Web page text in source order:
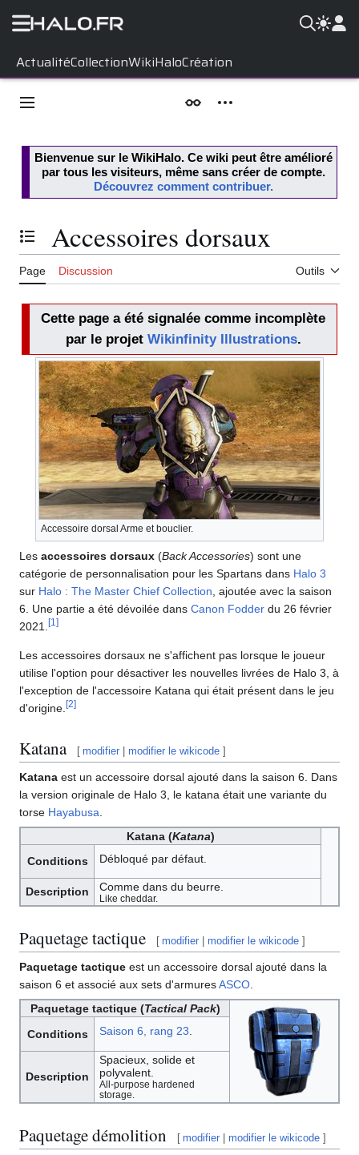
ActualitéCollectionWikiHaloCréation
contenu
Menu principal ApparenceOutils personnels
Bienvenue sur le WikiHalo. Ce wiki peut être amélioré
par tous les visiteurs, même sans créer de compte.
Découvrez comment contribuer.
Basculer la table des matières
Accessoires dorsaux
Page Discussion Outils
Cette page a été signalée comme incomplète
par le projet Wikinfinity Illustrations.
Accessoire dorsal Arme et bouclier.
Les accessoires dorsaux (Back Accessories) sont une
catégorie de personnalisation pour les Spartans dans Halo 3
sur Halo : The Master Chief Collection , ajoutée avec la saison
6. Une partie a été dévoilée dans Canon Fodder du 26 février
2021.
[1 ]
Les accessoires dorsaux ne s'affichent pas lorsque le joueur
utilise l'option pour désactiver les nouvelles livrées de Halo 3, à
l'exception de l'accessoire Katana qui était présent dans le jeu
d'origine. [2]
Katana [ modifier |modifier le wikicode ]
Katana est un accessoire dorsal ajouté dans la saison 6. Dans
la version originale de Halo 3, le katana était une variante du
torse Hayabusa
Katana (Katana)
Conditions
Débloqué par défaut.
Description Comme dans du beurre.
Like cheddar.
Paquetage tactique [ modifier |modifier le wikicode ]
Paquetage tactique est un accessoire dorsal ajouté dans la
saison 6 et associé aux sets d'armuresASCO
Paquetage tactique (Tactical Pack)
Conditions
Saison 6, rang 23
Description
Spacieux, solide et
polyvalent.
All-purpose hardened
storage.
Paquetage démolition [ modifier |modifier le wikicode ]